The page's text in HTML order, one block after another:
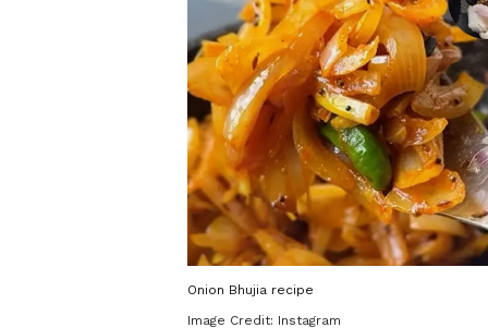
Onion Bhujia recipe
Image Credit: Instagram